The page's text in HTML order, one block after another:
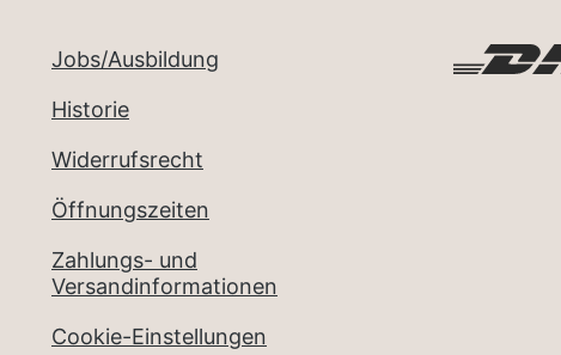
Jobs/Ausbildung
Historie
Widerrufsrecht
Öffnungszeiten
Zahlungs- und
Versandinformationen
Cookie-Einstellungen